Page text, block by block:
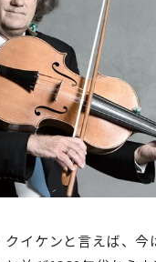
イケンと言えば、今